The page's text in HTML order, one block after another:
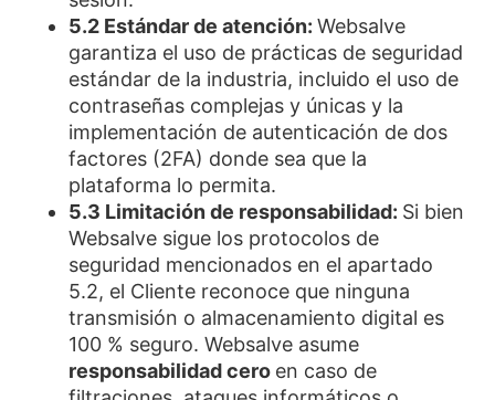
5.2 Estándar de atención:Websalve
garantiza el uso de prácticas de seguridad
estándar de la industria, incluido el uso de
contraseñas complejas y únicas y la
implementación de autenticación de dos
factores (2FA) donde sea que la
plataforma lo permita.
5.3 Limitación de responsabilidad: Si bien
Websalve sigue los protocolos de
seguridad mencionados en el apartado
5.2, el Cliente reconoce que ninguna
transmisión o almacenamiento digital es
100 % seguro. Websalve asume
responsabilidad cero en caso de